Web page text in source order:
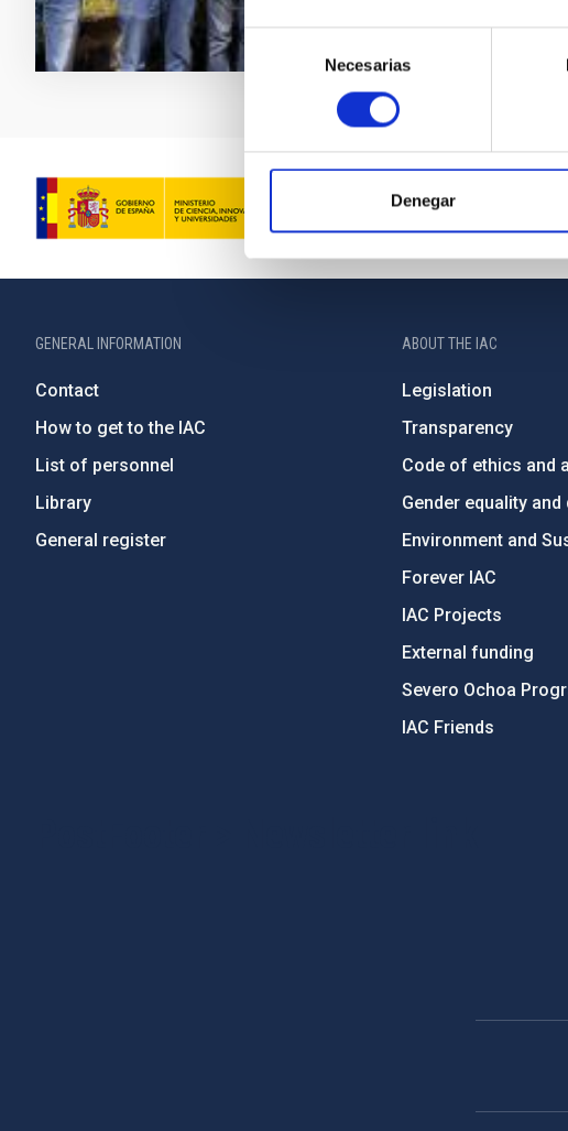
consentimiento
Necesarias
Denegar
GENERAL INFORMATION
Contact
How to get to the IAC
List of personnel
Library
General register
ABOUT THE IAC
Legislation
Transparency
Code of ethics and
Gender equality
Environment and
Forever IAC
IAC Projects
External funding
Severo Ochoa
IAC Friends